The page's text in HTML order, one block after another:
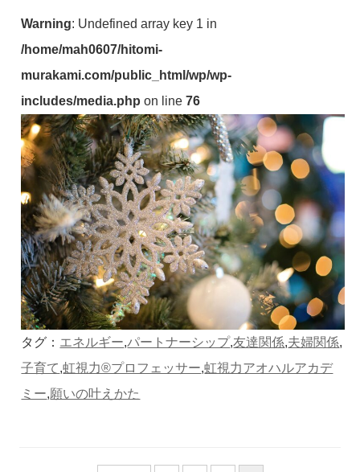
Warning: Undefined array key 1 in
/home/mah0607/hitomi-
murakami.com/public_html/wp/wp-
includes/media.php on line76
タグ： エネルギー,パートナーシップ,友達関係,夫婦関係,
子育て,虹視力®︎プロフェッサー,虹視力アオハルアカデ
ミー,願いの叶えかた